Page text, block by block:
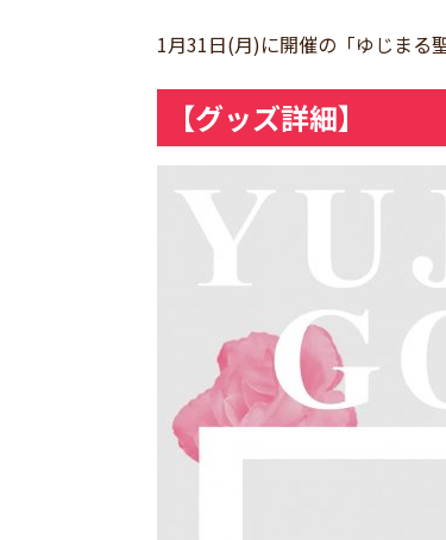
1月31日(月)に開催の「ゆじまる
【グッズ詳細】